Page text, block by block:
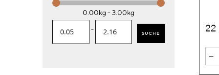
22
-
0.00kg - 3.00kg
- SUCHE